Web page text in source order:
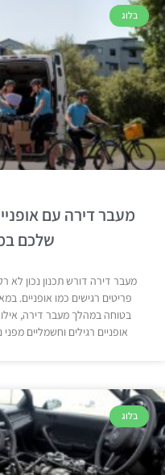
בלוג
מעבר דירה עם
שלכם
מעבר דירה דורש תכנון נכון לא
פריטים רגישים כמו אופניים.
בטוחה במהלך מעבר דירה,
אופניים רגילים וחשמליים
בלוג